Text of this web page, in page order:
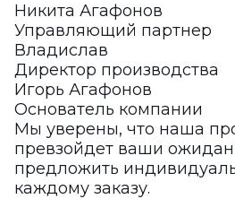
Никита Агафонов
Управляющий партнер
Владислав
Директор производства
Игорь Агафонов
Основатель компании
Мы уверены, что наша
превзойдет ваши
предложить
каждому заказу.